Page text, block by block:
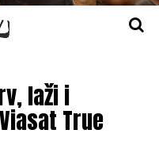
laži i
True